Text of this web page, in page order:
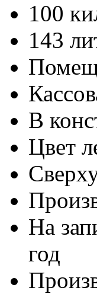
100
143
В
Цвет
На
год